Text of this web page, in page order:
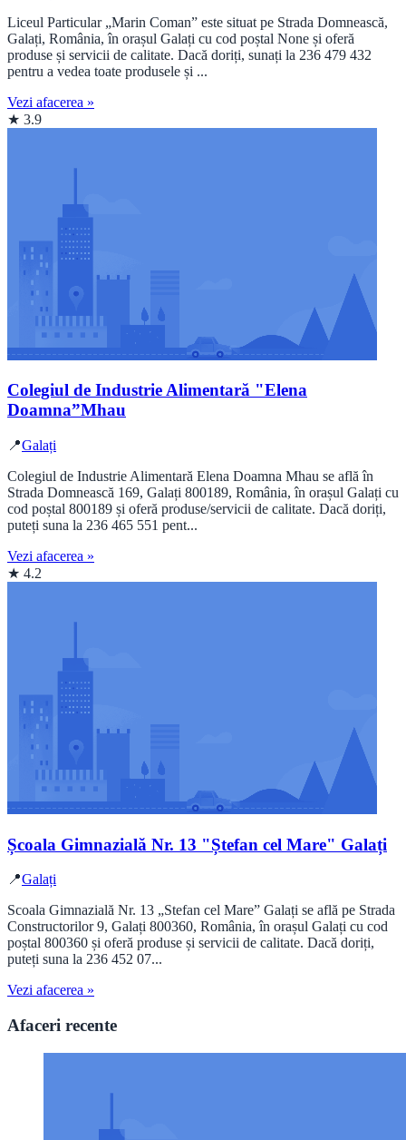
Liceul Particular „Marin Coman” este situat pe Strada Domnească,
Galați, România, în orașul Galați cu cod poștal None și oferă
produse și servicii de calitate. Dacă doriți, sunați la 236 479 432
pentru a vedea toate produsele și ...
Vezi afacerea »
★ 3.9
Colegiul de Industrie Alimentară "Elena
Doamna”Mhau
📍Galați
Colegiul de Industrie Alimentară Elena Doamna Mhau se află în
Strada Domnească 169, Galați 800189, România, în orașul Galați cu
cod poștal 800189 și oferă produse/servicii de calitate. Dacă doriți,
puteți suna la 236 465 551 pent...
Vezi afacerea »
★ 4.2
Școala Gimnazială Nr. 13 "Ștefan cel Mare" Galați
📍Galați
Scoala Gimnazială Nr. 13 „Stefan cel Mare” Galați se află pe Strada
Constructorilor 9, Galați 800360, România, în orașul Galați cu cod
poștal 800360 și oferă produse și servicii de calitate. Dacă doriți,
puteți suna la 236 452 07...
Vezi afacerea »
Afaceri recente